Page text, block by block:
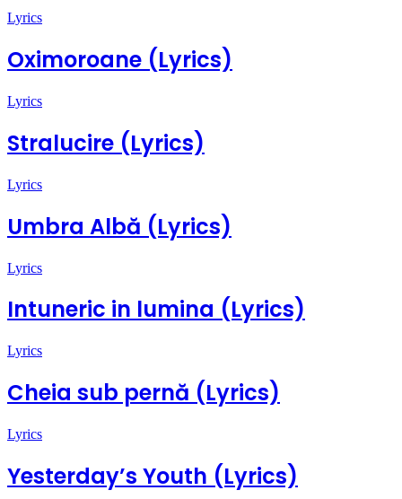
Lyrics
Oximoroane (Lyrics)
Lyrics
Stralucire (Lyrics)
Lyrics
Umbra Albă (Lyrics)
Lyrics
Intuneric in lumina (Lyrics)
Lyrics
Cheia sub pernă (Lyrics)
Lyrics
Yesterday’s Youth (Lyrics)